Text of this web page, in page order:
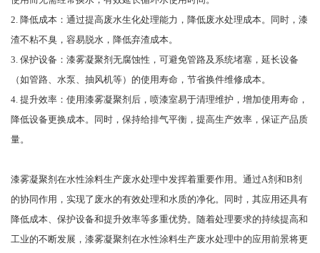
2. 降低成本：通过提高废水生化处理能力，降低废水处理成本。同时，漆
渣不粘不臭，容易脱水，降低弃渣成本。
3. 保护设备：漆雾凝聚剂无腐蚀性，可避免管路及系统堵塞，延长设备
（如管路、水泵、抽风机等）的使用寿命，节省换件维修成本。
4. 提升效率：使用漆雾凝聚剂后，喷漆室易于清理维护，增加使用寿命，
降低设备更换成本。同时，保持给排气平衡，提高生产效率，保证产品质
量。
漆雾凝聚剂在水性涂料生产废水处理中发挥着重要作用。通过A剂和B剂
的协同作用，实现了废水的有效处理和水质的净化。同时，其应用还具有
降低成本、保护设备和提升效率等多重优势。随着处理要求的持续提高和
工业的不断发展，漆雾凝聚剂在水性涂料生产废水处理中的应用前景将更